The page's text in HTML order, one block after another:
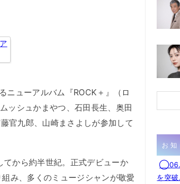
ューアルバム『ROCK＋』（ロ
ッシュかまやつ、石田長生、奥田
官九郎、山崎まさよしが参加して
から約半世紀。正式デビューか
み、多くのミュージシャンが敬愛
お知
を突破